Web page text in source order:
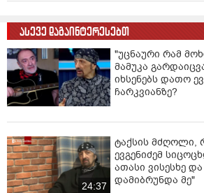
ასევე დაგაინტერესებთ
"უცნაური რამ
მამუკა
იხსენებს დათო
ჩარკვიანზე?
24:37
ტაქსის
ევგენიძემ
ათასი ვისესხე
დამიბრუნდა მე"